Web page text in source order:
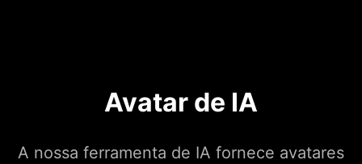
Avatar de IA
A nossa ferramenta de IA fornece avatares